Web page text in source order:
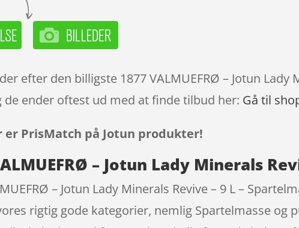
efter den billigste 1877 VALMUEFRØ – Jotun Lady
de ender oftest ud med at finde tilbud her: Gå til
er PrisMatch på Jotun produkter!
– Jotun Lady Minerals
– Jotun Lady Minerals Revive – 9 L –
rigtig gode kategorier, nemlig Spartelmasse og